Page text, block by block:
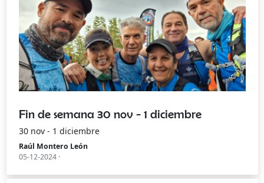
Fin de semana 30 nov - 1 diciembre
30 nov - 1 diciembre
Raúl Montero León
05-12-2024 ·